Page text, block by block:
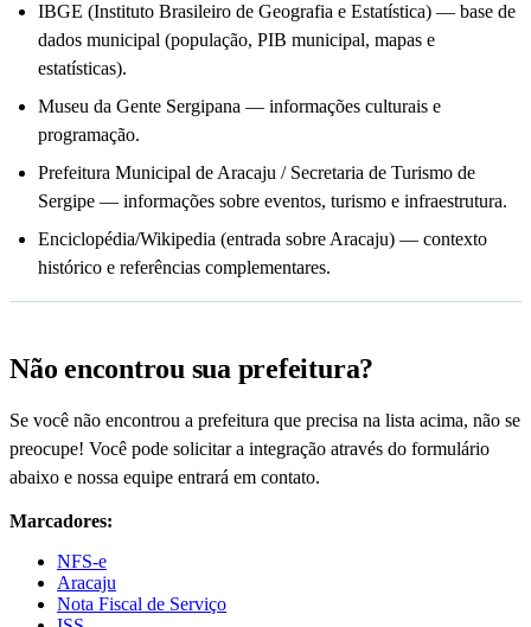
IBGE (Instituto Brasileiro de Geografia e Estatística) — base de
dados municipal (população, PIB municipal, mapas e
estatísticas).
Museu da Gente Sergipana — informações culturais e
programação.
Prefeitura Municipal de Aracaju / Secretaria de Turismo de
Sergipe — informações sobre eventos, turismo e infraestrutura.
Enciclopédia/Wikipedia (entrada sobre Aracaju) — contexto
histórico e referências complementares.
Não encontrou sua prefeitura?
Se você não encontrou a prefeitura que precisa na lista acima, não se
preocupe! Você pode solicitar a integração através do formulário
abaixo e nossa equipe entrará em contato.
Marcadores:
NFS-e
Aracaju
Nota Fiscal de Serviço